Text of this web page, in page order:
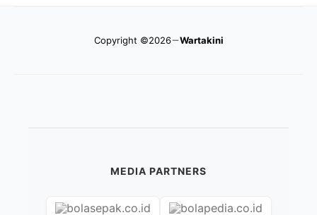
Copyright ©2026 Wartakini
MEDIA PARTNERS